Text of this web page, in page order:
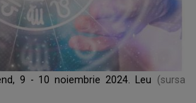
9 - 10 noiembrie 2024. Leu
(sursa